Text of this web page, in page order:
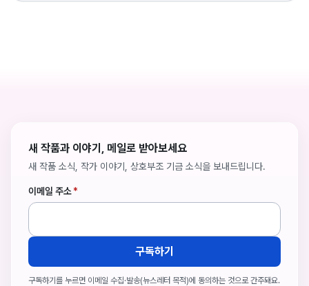
새 작품과 이야기, 메일로 받아보세요
새 작품 소식, 작가 이야기, 상호부조 기금 소식을 보내드립니다.
이메일 주소*
구독하기
구독하기를 누르면 이메일 수집·발송(뉴스레터 목적)에 동의하는 것으로 간주돼요.